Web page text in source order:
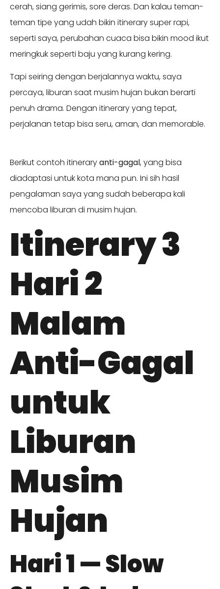
cerah, siang gerimis, sore deras. Dan kalau teman-
teman tipe yang udah bikin itinerary super rapi,
seperti saya, perubahan cuaca bisa bikin mood ikut
meringkuk seperti baju yang kurang kering.
Tapi seiring dengan berjalannya waktu, saya
percaya, liburan saat musim hujan bukan berarti
penuh drama. Dengan itinerary yang tepat,
perjalanan tetap bisa seru, aman, dan memorable.
Berikut contoh itineraryanti-gagal, yang bisa
diadaptasi untuk kota mana pun. Ini sih hasil
pengalaman saya yang sudah beberapa kali
mencoba liburan di musim hujan.
Itinerary 3
Hari 2
Malam
Anti-Gagal
untuk
Liburan
Musim
Hujan
Hari 1 — Slow